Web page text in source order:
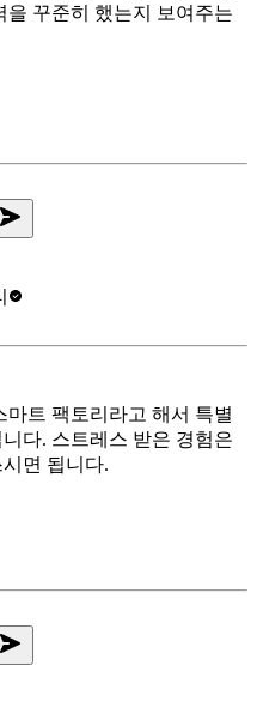
을 꾸준히 했는지 보여주는
트 팩토리라고 해서 특별
다. 스트레스 받은 경험은
면 됩니다.